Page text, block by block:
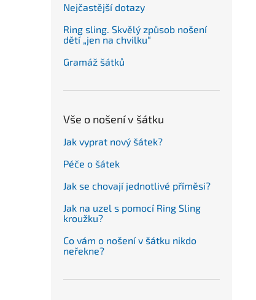
Nejčastější dotazy
Ring sling. Skvělý způsob nošení
dětí „jen na chvilku“
Gramáž šátků
Vše o nošení v šátku
Jak vyprat nový šátek?
Péče o šátek
Jak se chovají jednotlivé příměsi?
Jak na uzel s pomocí Ring Sling
kroužku?
Co vám o nošení v šátku nikdo
neřekne?